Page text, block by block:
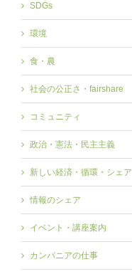
SDGs
環境
食・農
社会の公正さ・fairshare
コミュニティ
政治・憲法・民主主義
新しい経済・循環・シェア
情報のシェア
イベント・講座案内
カンパニアの仕事